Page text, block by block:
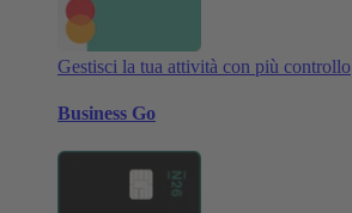
Gestisci la tua attività con più controllo
Business Go